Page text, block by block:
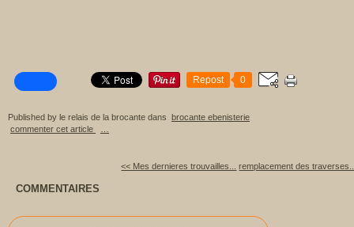
Repost 0
Published by le relais de la brocante dans brocante ebenisterie
commenter cet article
<< Mes dernieres trouvailles... remplacement des
COMMENTAIRES